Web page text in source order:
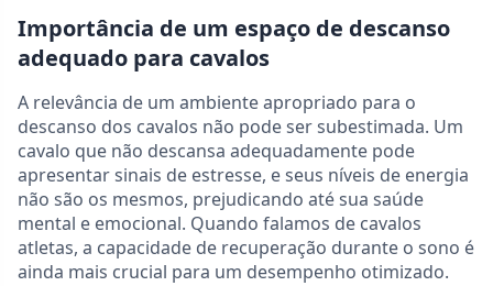
Importância de um espaço de descanso
adequado para cavalos
A relevância de um ambiente apropriado para o
descanso dos cavalos não pode ser subestimada. Um
cavalo que não descansa adequadamente pode
apresentar sinais de estresse, e seus níveis de energia
não são os mesmos, prejudicando até sua saúde
mental e emocional. Quando falamos de cavalos
atletas, a capacidade de recuperação durante o sono é
ainda mais crucial para um desempenho otimizado.